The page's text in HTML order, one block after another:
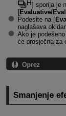
] sporija je
[Evaluative/
Podesite na [
naglašava
Ako je
će prosječna za
Oprez
Smanjenje